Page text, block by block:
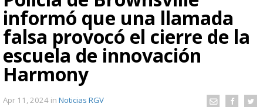
informó que una llamada
falsa provocó el cierre de la
escuela de innovación
Harmony
Apr 11, 2024 in Noticias RGV